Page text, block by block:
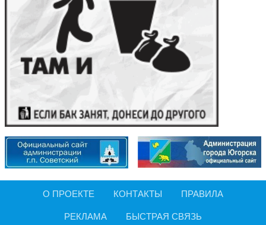
О ПРОЕКТЕ КОНТАКТЫ ПРАВИЛА
РЕКЛАМА БЫСТРАЯ СВЯЗЬ